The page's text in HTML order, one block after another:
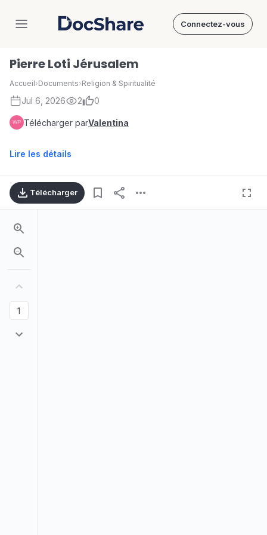
DocShare Connectez-vous
Pierre Loti Jérusalem
Accueil›Documents›Religion & Spiritualité
Jul 6, 2026 2 0
Télécharger parValentina
Lire les détails
Télécharger